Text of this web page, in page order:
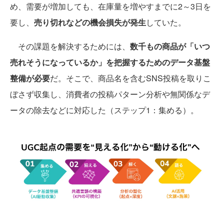
め、需要が増加しても、在庫量を増やすまでに2～3日を
要し、 売り切れなどの機会損失が発生していた。
その課題を解決するためには、 数千もの商品が「いつ
売れそうになっているか」を把握するためのデータ基盤
整備が必要だ。そこで、商品名を含むSNS投稿を取りこ
ぼさず収集し、消費者の投稿パターン分析や無関係なデ
ータの除去などに対応した（ステップ1：集める）。